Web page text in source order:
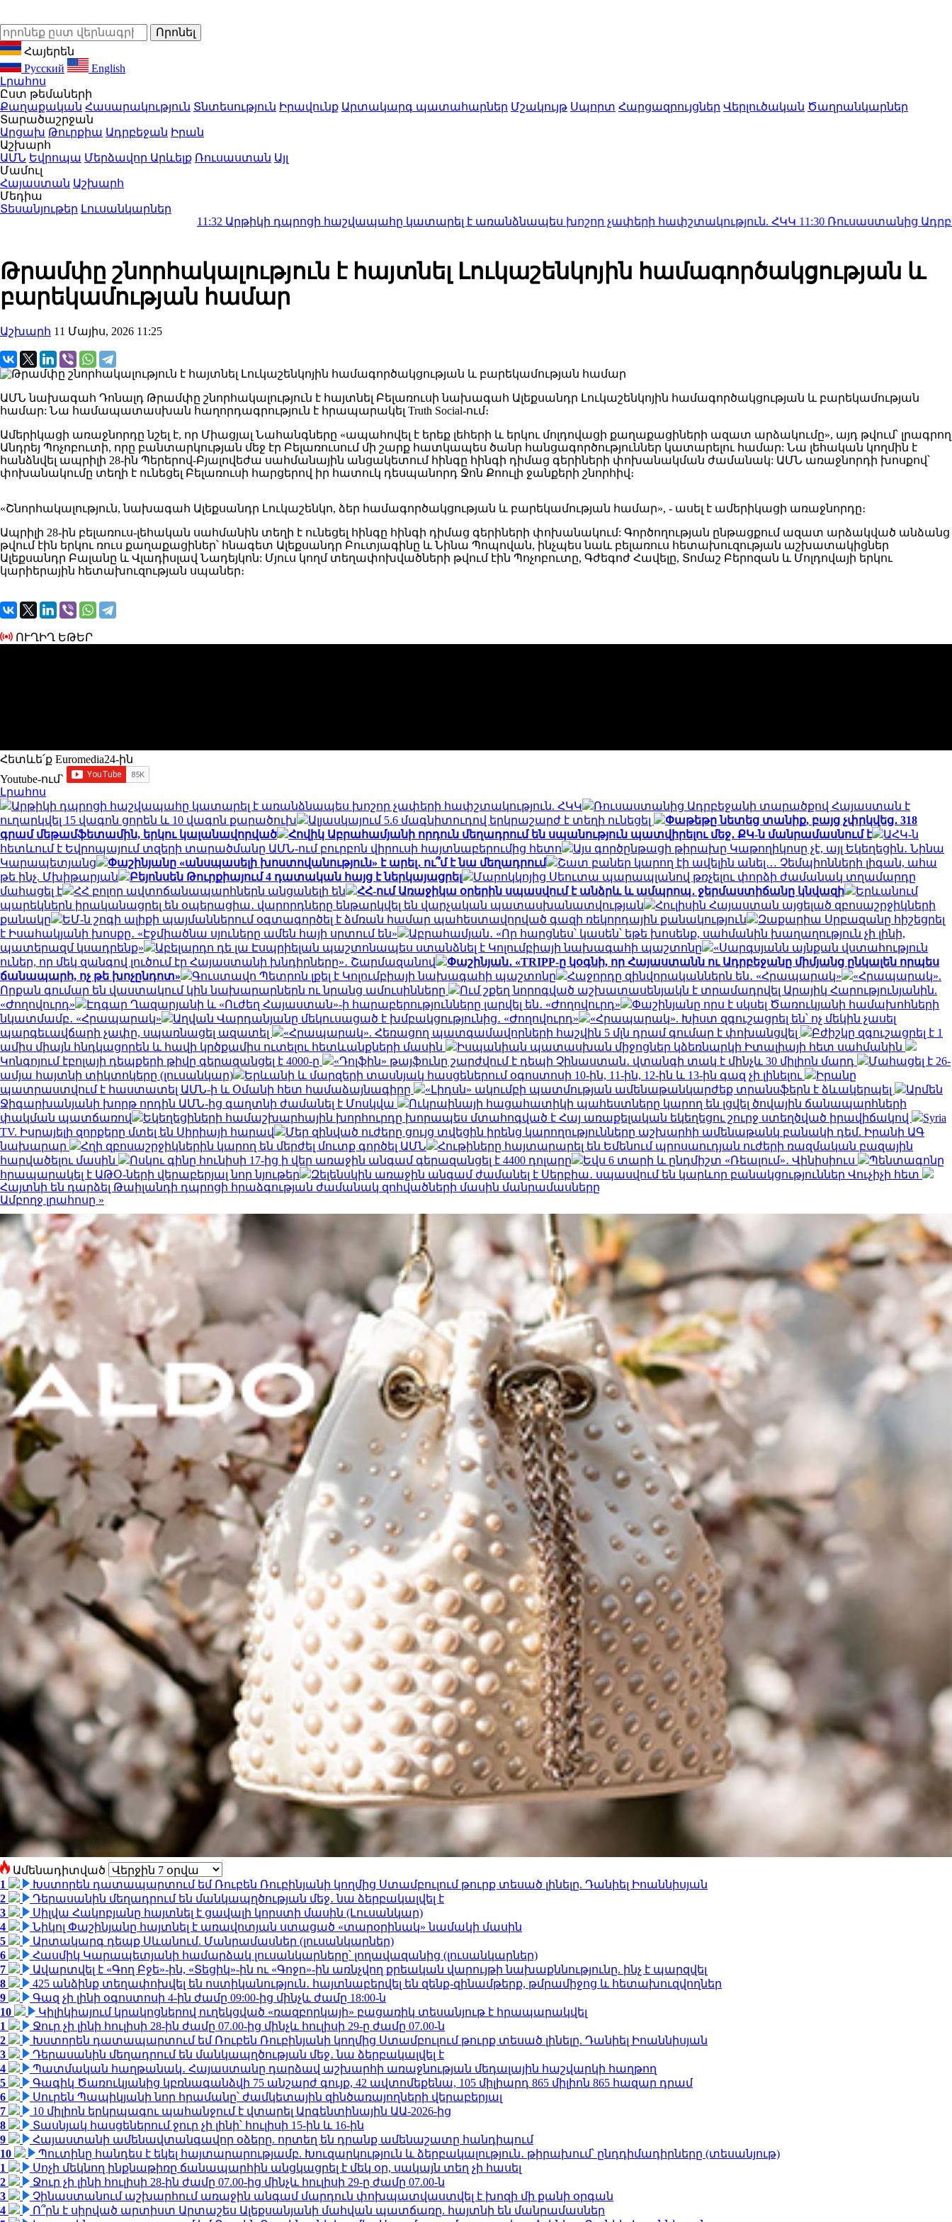
Հայերեն
Русский
English
Լրահոս
Ըստ թեմաների
Քաղաքական Հասարակություն Տնտեսություն Իրավունք Արտակարգ պատահարներ Մշակույթ Սպորտ Հարցազրույցներ Վերլուծական Ծաղրանկարներ
Տարածաշրջան
Արցախ Թուրքիա Ադրբեջան Իրան
Աշխարհ
ԱՄՆ Եվրոպա Մերձավոր Արևելք Ռուսաստան Այլ
Մամուլ
Հայաստան Աշխարհ
Մեդիա
Տեսանյութեր Լուսանկարներ
Արթիկի դպրոցի հաշվապահը կատարել է առանձնապես խոշոր չափերի հափշտակություն. ՀԿԿ11:30Ռուսաստանից Ադրբեջանի
Թրամփը շնորհակալություն է հայտնել Լուկաշենկոյին համագործակցության և
բարեկամության համար
Աշխարհ 11 Մայիս, 2026 11:25
ԱՄՆ նախագահ Դոնալդ Թրամփը շնորհակալություն է հայտնել Բելառուսի նախագահ Ալեքսանդր Լուկաշենկոյին համագործակցության և բարեկամության
համար: Նա համապատասխան հաղորդագրություն է հրապարակել Truth Social-ում։
Ամերիկացի առաջնորդը նշել է, որ Միացյալ Նահանգները «ապահովել է երեք լեհերի և երկու մոլդովացի քաղաքացիների ազատ արձակումը», այդ թվում՝ լրագրող
Անդրեյ Պոչոբուտի, որը բանտարկության մեջ էր Բելառուսում մի շարք հատկապես ծանր հանցագործություններ կատարելու համար: Նա լեհական կողմին է
հանձնվել ապրիլի 28-ին Պերերով-Բյալովեժա սահմանային անցակետում հինգը հինգի դիմաց գերիների փոխանակման ժամանակ: ԱՄՆ առաջնորդի խոսքով՝
փոխանակումը տեղի է ունեցել Բելառուսի հարցերով իր հատուկ դեսպանորդ Ջոն Քոուլի ջանքերի շնորհիվ։
«Շնորհակալություն, նախագահ Ալեքսանդր Լուկաշենկո, ձեր համագործակցության և բարեկամության համար», - ասել է ամերիկացի առաջնորդը։
Ապրիլի 28-ին բելառուս-լեհական սահմանին տեղի է ունեցել հինգը հինգի դիմաց գերիների փոխանակում: Գործողության ընթացքում ազատ արձակված անձանց
թվում էին երկու ռուս քաղաքացիներ՝ հնագետ Ալեքսանդր Բուտյագինը և Նինա Պոպովան, ինչպես նաև բելառուս հետախուզության աշխատակիցներ
Ալեքսանդր Բալանը և Վլադիսլավ Նադեյկոն: Մյուս կողմ տեղափոխվածների թվում էին Պոչոբուտը, Գժեգոժ Հավելը, Տոմաշ Բերոզան և Մոլդովայի երկու
կարիերային հետախուզության սպաներ։
ՈՒՂԻՂ ԵԹԵՐ
Հետևե՛ք Euromedia24-ին
Youtube-ում`
Լրահոս
Արթիկի դպրոցի հաշվապահը կատարել է առանձնապես խոշոր չափերի հափշտակություն. ՀԿԿ
Ռուսաստանից Ադրբեջանի տարածքով Հայաստան է
ուղարկվել 15 վագոն ցորեն և 10 վագոն քարածուխ
Ալյասկայում 5.6 մագնիտուդով երկրաշարժ է տեղի ունեցել
Փաթեթը նետեց տանիք, բայց չփրկվեց․ 318
գրամ մեթամֆետամին, երկու կալանավորված
Հովիկ Աբրահամյանի որդուն մեղադրում են սպանություն պատվիրելու մեջ․ ՔԿ-ն մանրամասնում է
ԱՀԿ-ն
հետևում է Եվրոպայում տզերի տարածմանը ԱՄՆ-ում բուրբոն վիրուսի հայտնաբերումից հետո
Այս գործընթացի թիրախը Կաթողիկոսը չէ, այլ Եկեղեցին․ Նինա
Կարապետյանց
Փաշինյանը «անսպասելի խոստովանություն» է արել․ ու՞մ է նա մեղադրում
Շատ բաներ կարող էի ավելին անել… Չեմպիոնների լիգան, ահա
թե ինչ. Մխիթարյան
Բեյոնսեն Թուրքիայում 4 դատական հայց է ներկայացրել
Մարոկկոյից Սեուտա պարապլանով թռչելու փորձի ժամանակ տղամարդը
մահացել է
ՀՀ բոլոր ավտոճանապարհներն անցանելի են ՀՀ-ում Առաջիկա օրերին սպասվում է անձրև և ամպրոպ․ ջերմաստիճանը կնվազի
Երևանում
պարեկներն իրականացրել են օպերացիա․ վարորդները ենթարկվել են վարչական պատասխանատվության
Հուլիսին Հայաստան այցելած զբոսաշրջիկների
քանակը
ԵՄ-ն շոգի ալիքի պայմաններում օգտագործել է ձմռան համար պահեստավորված գազի ռեկորդային քանակություն
Զաքարիա Սրբազանը հիշեցրել
է Իսահակյանի խոսքը․ «Էջմիածնա սյուները ամեն հայի սրտում են»
Աբրահամյան․ «Որ հարցնես՝ կասեն՝ եթե խոսենք, սահմանին խաղաղություն չի լինի,
պատերազմ կսադրենք»
Աբելարդո դե լա Էսպրիելան պաշտոնապես ստանձնել է Կոլումբիայի նախագահի պաշտոնը
«Սարգսյանն այնքան վստահություն
ուներ, որ մեկ զանգով լուծում էր Հայաստանի խնդիրները»․ Շարմազանով
Փաշինյան․ «TRIPP-ը կօգնի, որ Հայաստանն ու Ադրբեջանը միմյանց ընկալեն որպես
ճանապարհ, ոչ թե խոչընդոտ»
Գուստավո Պետրոն լքել է Կոլումբիայի նախագահի պաշտոնը Հաջորդը զինվորականներն են․ «Հրապարակ»
«Հրապարակ».
Որքան գումար են վաստակում կին նախարարներն ու նրանց ամուսինները
Ում շքեղ նորոգված աշխատասենյակն է տրամադրվել Արայիկ Հարությունյանին.
«Ժողովուրդ»
Էդգար Ղազարյանի և «Ուժեղ Հայաստան»-ի հարաբերությունները լարվել են․ «Ժողովուրդ»
Փաշինյանը որս է սկսել Ծառուկյանի համախոհների
նկատմամբ․ «Հրապարակ»
Աղվան Վարդանյանը մեկուսացած է խմբակցությունից․ «Ժողովուրդ»
«Հրապարակ». Խիստ զգուշացրել են՝ ոչ մեկին չասել
պարգեւավճարի չափը, սպառնացել ազատել
«Հրապարակ». Հեռացող պատգամավորների հաշվին 5 մլն դրամ գումար է փոխանցվել
Բժիշկը զգուշացրել է 1
ամիս միայն հնդկացորեն և հավի կրծքամիս ուտելու հետևանքների մասին
Իսպանիան պատասխան միջոցներ կձեռնարկի Իտալիայի հետ սահմանին
Կոնգոյում էբոլայի դեպքերի թիվը գերազանցել է 4000-ը
«Դոլֆին» թայֆունը շարժվում է դեպի Չինաստան․ վտանգի տակ է մինչև 30 միլիոն մարդ
Մահացել է 26-
ամյա հայտնի տիկտոկերը (լուսանկար)
Երևանի և մարզերի տասնյակ հասցեներում օգոստոսի 10-ին, 11-ին, 12-ին և 13-ին գազ չի լինելու
Իրանը
պատրաստվում է հաստատել ԱՄՆ-ի և Օմանի հետ համաձայնագիրը
«Լիդսն» ակումբի պատմության ամենաթանկարժեք տրանսֆերն է ձևակերպել
Արմեն
Ջիգարխանյանի խորթ որդին ԱՄՆ-ից գաղտնի ժամանել է Մոսկվա
Ուկրաինայի հացահատիկի պահեստները կարող են լցվել ծովային ճանապարհների
փակման պատճառով
Եկեղեցիների համաշխարհային խորհուրդը խորապես մտահոգված է Հայ առաքելական եկեղեցու շուրջ ստեղծված իրավիճակով
Syria
TV. Իսրայելի զորքերը մտել են Սիրիայի հարավ
Մեր զինված ուժերը ցույց տվեցին իրենց կարողությունները աշխարհի ամենաթանկ բանակի դեմ. Իրանի ԱԳ
նախարար
Հղի զբոսաշրջիկներին կարող են մերժել մուտք գործել ԱՄՆ
Հութիները հայտարարել են Եմենում պրոսաուդյան ուժերի ռազմական բազային
հարվածելու մասին
Ոսկու գինը հունիսի 17-ից ի վեր առաջին անգամ գերազանցել է 4400 դոլարը Եվս 6 տարի և ընդմիշտ «Ռեալում»․ Վինիսիուս
Պենտագոնը
հրապարակել է ԱԹՕ-ների վերաբերյալ նոր նյութեր
Զելենսկին առաջին անգամ ժամանել է Սերբիա․ սպասվում են կարևոր բանակցություններ Վուչիչի հետ
Հայտնի են դարձել Թաիլանդի դպրոցի հրաձգության ժամանակ զոհվածների մասին մանրամասները
Ամբողջ լրահոսը »
Ամենադիտված
1
Խստորեն դատապարտում եմ Ռուբեն Ռուբինյանի կողմից Ստամբուլում թուրք տեսած լինելը. Դանիել Իոաննիսյան
2
Դերասանին մեղադրում են մանկապղծության մեջ․ նա ձերբակալվել է
3
Սիլվա Հակոբյանը հայտնել է ցավալի կորստի մասին (Լուսանկար)
4
Նիկոլ Փաշինյանը հայտնել է առավոտյան ստացած «տարօրինակ» նամակի մասին
5
Արտակարգ դեպք Սևանում. Մանրամասներ (լուսանկարներ)
6
Հասմիկ Կարապետյանի համարձակ լուսանկարները՝ լողավազանից (լուսանկարներ)
7
Ավարտվել է «Գող Բջե»-ին, «Տեցիկ»-ին ու «Գոջո»-ին առնչվող քրեական վարույթի նախաքննությունը. ինչ է պարզվել
8
425 անձինք տեղափոխվել են ոստիկանություն․ հայտնաբերվել են զենք-զինամթերք, թմրամիջոց և հետախուզվողներ
9
Գազ չի լինի օգոստոսի 4-ին ժամը 09:00-ից մինչև ժամը 18:00-ն
10
Կիլիկիայում կրակոցներով ուղեկցված «ռազբորկայի» բացառիկ տեսանյութ է հրապարակվել
1
Ջուր չի լինի հուլիսի 28-ին ժամը 07.00-ից մինչև հուլիսի 29-ը ժամը 07.00-ն
2
Խստորեն դատապարտում եմ Ռուբեն Ռուբինյանի կողմից Ստամբուլում թուրք տեսած լինելը. Դանիել Իոաննիսյան
3
Դերասանին մեղադրում են մանկապղծության մեջ․ նա ձերբակալվել է
4
Պատմական հաղթանակ․ Հայաստանը դարձավ աշխարհի առաջնության մեդալային հաշվարկի հաղթող
5
Գագիկ Ծառուկյանից կբռնագանձվի 75 անշարժ գույք, 42 ավտոմեքենա, 105 միլիարդ 865 միլիոն 865 հազար դրամ
6
Սուրեն Պապիկյանի նոր հրամանը՝ ժամկետային զինծառայողների վերաբերյալ
7
10 միլիոն երկրպագու պահանջում է վտարել Արգենտինային ԱԱ-2026-ից
8
Տասնյակ հասցեներում ջուր չի լինի՝ հուլիսի 15-ին և 16-ին
9
Հայաստանի ամենավտանգավոր օձերը. որտեղ են դրանք ամենաշատը հանդիպում
10
Պուտինը հանդես է եկել հայտարարությամբ. Խուզարկություն և ձերբակալություն․ թիրախում՝ ընդդիմադիրները (տեսանյութ)
1
Սոչի մեկնող ինքնաթիռը ճանապարհին անցկացրել է մեկ օր, սակայն տեղ չի հասել
2
Ջուր չի լինի հուլիսի 28-ին ժամը 07.00-ից մինչև հուլիսի 29-ը ժամը 07.00-ն
3
Չինաստանում աշխարհում առաջին անգամ մարդուն փոխպատվաստվել է խոզի մի քանի օրգան
4
Ո՞րն է սիրված արտիստ Արտաշես Ալեքսանյանի մահվան պատճառը. հայտնի են մանրամասներ